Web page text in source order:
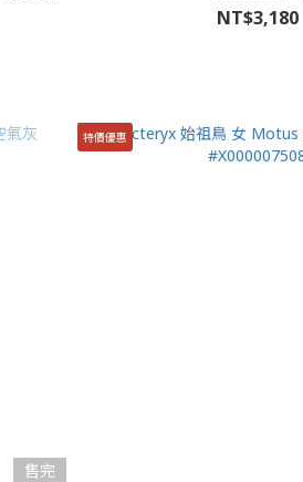
NT$3,180
售完
特價優惠